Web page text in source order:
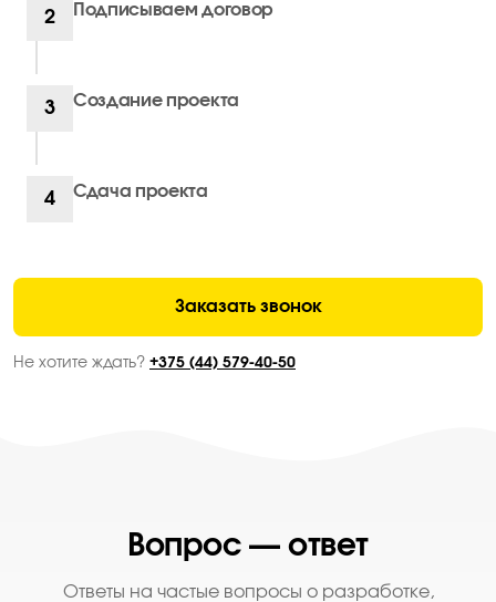
2 Подписываем договор
3 Создание проекта
4 Сдача проекта
Заказать звонок
Не хотите ждать? +375 (44) 579-40-50
Вопрос — ответ
Ответы на частые вопросы о разработке,